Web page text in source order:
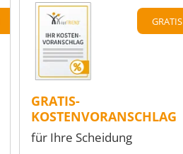
GRATIS
GRATIS-
KOSTENVORANSCHLAG
für Ihre Scheidung